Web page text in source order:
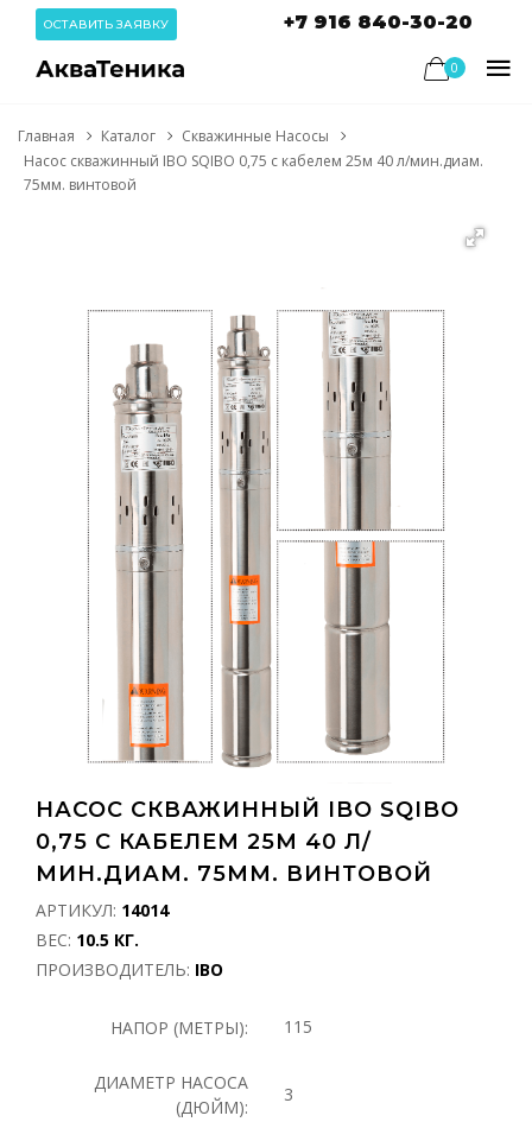
ОСТАВИТЬ ЗАЯВКУ +7 916 840-30-20
0
Главная Каталог
Скважинные Насосы
Насос скважинный IBO SQIBO 0,75 с кабелем 25м 40 л/мин.диам.
75мм. винтовой
НАСОС СКВАЖИННЫЙ IBO SQIBO
0,75 С КАБЕЛЕМ 25М 40 Л/
МИН.ДИАМ. 75ММ. ВИНТОВОЙ
АРТИКУЛ: 14014
ВЕС: 10.5 КГ.
ПРОИЗВОДИТЕЛЬ: IBO
НАПОР (МЕТРЫ): 115
ДИАМЕТР НАСОСА
(ДЮЙМ):
3